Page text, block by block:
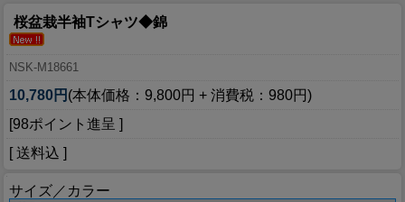
桜盆栽半袖Tシャツ◆錦
NSK-M18661
10,780円 (本体価格：9,800円 + 消費税：980円)
[98ポイント進呈 ]
[ 送料込 ]
サイズ／カラー